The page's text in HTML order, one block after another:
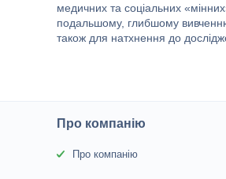
медичних та соціальних
подальшому, глибшому
також для натхнення до
Про компанію
Про компанію